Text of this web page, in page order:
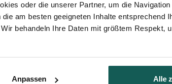
oder die unserer Partner, um die
am besten geeigneten Inhalte entsprechend
behandeln Ihre Daten mit größtem Respekt,
Anpassen Alle
Zuckermandeln